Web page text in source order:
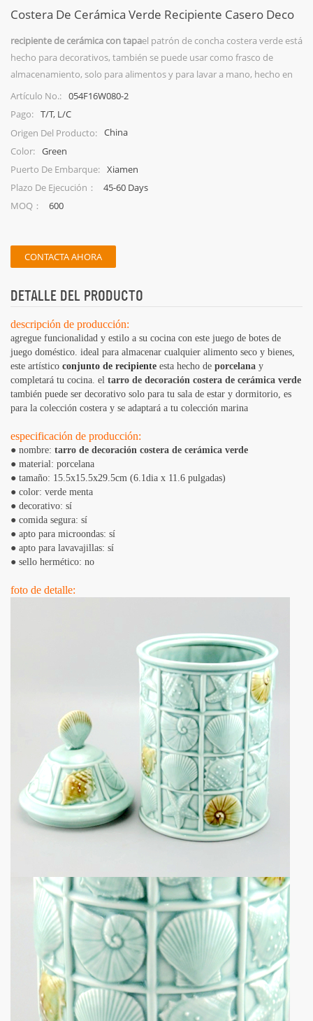
Costera De Cerámica Verde Recipiente Casero Deco
recipiente de cerámica con tapael patrón de concha costera verde está
hecho para decorativos, también se puede usar como frasco de
almacenamiento, solo para alimentos y para lavar a mano, hecho en
porcelana china.
Artículo No.: 054F16W080-2
Pago: T/T, L/C
Origen Del Producto: China
Color: Green
Puerto De Embarque: Xiamen
Plazo De Ejecución：
45-60 Days
MOQ：
600
CONTACTA AHORA
DETALLE DEL PRODUCTO
descripción de producción:
agregue funcionalidad y estilo a su cocina con este juego de botes de
juego doméstico. ideal para almacenar cualquier alimento seco y bienes,
este artístico conjunto de recipiente esta hecho de porcelana y
completará tu cocina. el tarro de decoración costera de cerámica verde
también puede ser decorativo solo para tu sala de estar y dormitorio, es
para la colección costera y se adaptará a tu colección marina
especificación de producción:
● nombre: tarro de decoración costera de cerámica verde
● material: porcelana
● tamaño: 15.5x15.5x29.5cm (6.1dia x 11.6 pulgadas)
● color: verde menta
● decorativo: sí
● comida segura: sí
● apto para microondas: sí
● apto para lavavajillas: sí
● sello hermético: no
foto de detalle: